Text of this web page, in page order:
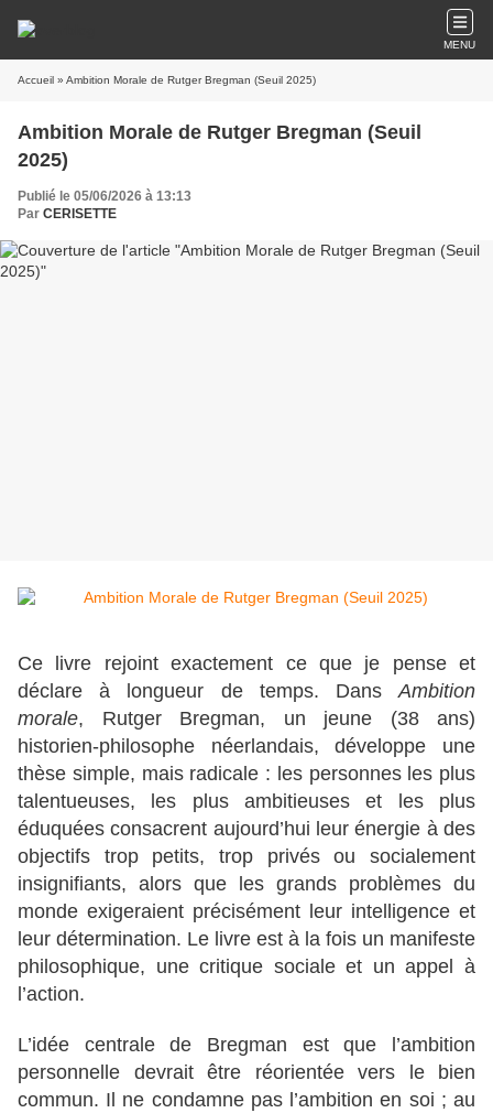
MENU
Accueil » Ambition Morale de Rutger Bregman (Seuil 2025)
Ambition Morale de Rutger Bregman (Seuil
2025)
Publié le 05/06/2026 à 13:13
Par CERISETTE
Ce livre rejoint exactement ce que je pense et
déclare à longueur de temps. DansAmbition
morale, Rutger Bregman, un jeune (38 ans)
historien-philosophe néerlandais, développe une
thèse simple, mais radicale : les personnes les plus
talentueuses, les plus ambitieuses et les plus
éduquées consacrent aujourd’hui leur énergie à des
objectifs trop petits, trop privés ou socialement
insignifiants, alors que les grands problèmes du
monde exigeraient précisément leur intelligence et
leur détermination. Le livre est à la fois un manifeste
philosophique, une critique sociale et un appel à
l’action.
L’idée centrale de Bregman est que l’ambition
personnelle devrait être réorientée vers le bien
commun. Il ne condamne pas l’ambition en soi ; au